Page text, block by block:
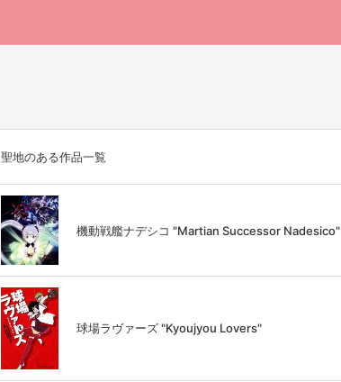
聖地のある作品一覧
機動戦艦ナデシコ "Martian Successor Nadesico"
球場ラヴァーズ "Kyoujyou Lovers"